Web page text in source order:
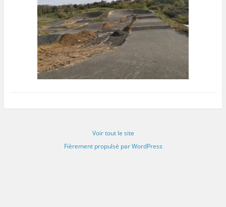
Voir tout le site
Fièrement propulsé par WordPress